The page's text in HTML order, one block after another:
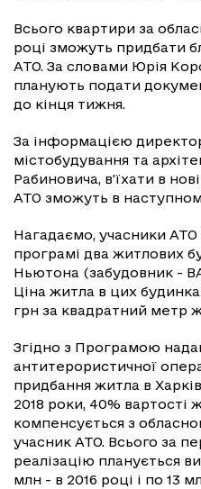
Всього квартири за
році зможуть придбати
АТО. За словами Юрія
планують подати
до кінця тижня.
За інформацією
містобудування та
Рабиновича, в'їхати в
АТО зможуть в
Нагадаємо, учасники АТО
програмі два житлових
Ньютона (забудовник -
Ціна житла в цих
грн за квадратний метр
Згідно з Програмою
антитерористичної
придбання житла в
2018 роки, 40% вартості
компенсується з
учасник АТО. Всього за
реалізацію планується
млн - в 2016 році і по 13